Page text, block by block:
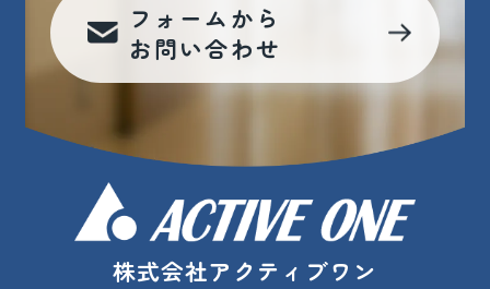
フォームから
お問い合わせ
株式会社アクティブワン